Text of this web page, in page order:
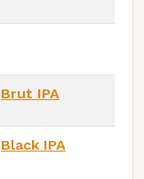
Brut IPA
Black IPA